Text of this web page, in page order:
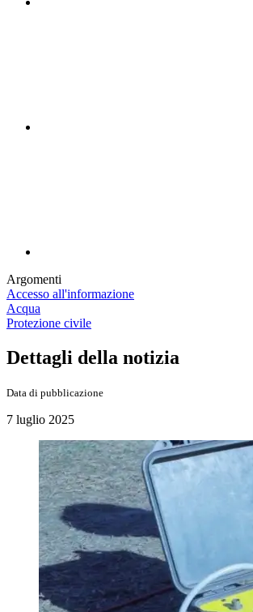
Argomenti
Accesso all'informazione
Acqua
Protezione civile
Dettagli della notizia
Data di pubblicazione
7 luglio 2025